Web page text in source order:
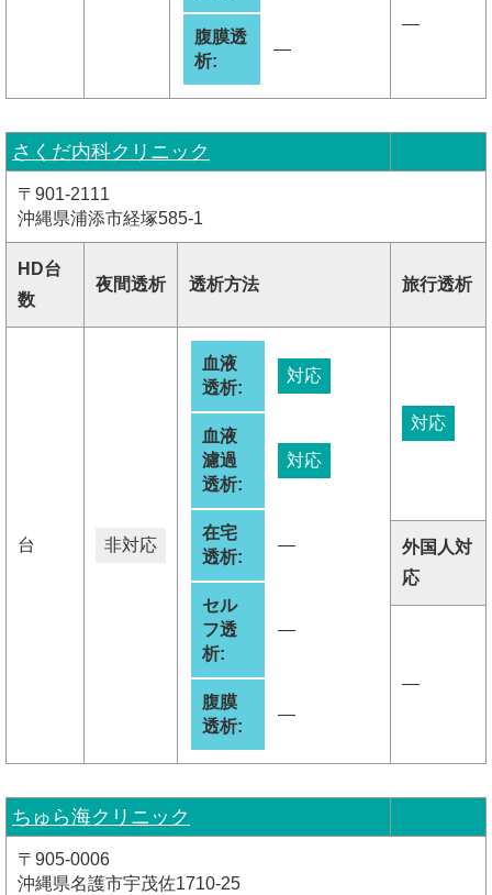
腹膜透
析:
―
―
さくだ内科クリニック
〒901-2111
沖縄県浦添市経塚585-1
HD台
数
夜間透析 透析方法 旅行透析
台 非対応
血液
透析:
対応
血液
濾過
透析:
対応
在宅
透析:
―
セル
フ透
析:
―
腹膜
透析:
―
対応
外国人対
応
―
ちゅら海クリニック
〒905-0006
沖縄県名護市宇茂佐1710-25